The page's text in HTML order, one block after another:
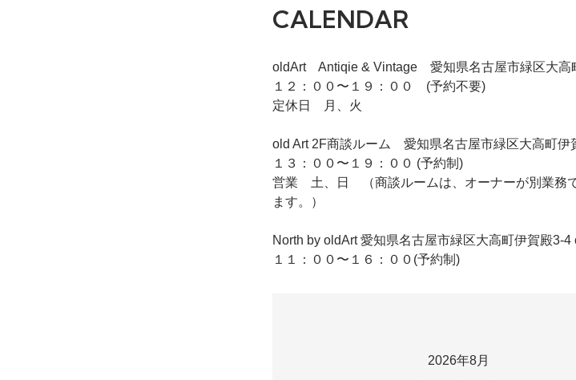
CALENDAR
oldArt Antiqie & Vintage 愛知県名古屋市緑区大高
１２：００〜１９：００ (予約不要)
定休日 月、火
old Art 2F商談ルーム 愛知県名古屋市緑区大高町伊
１３：００〜１９：００ (予約制)
営業 土、日 （商談ルームは、オーナーが別業務
ます。）
North by oldArt 愛知県名古屋市緑区大高町伊賀殿
１１：００〜１６：００(予約制)
2026年8月